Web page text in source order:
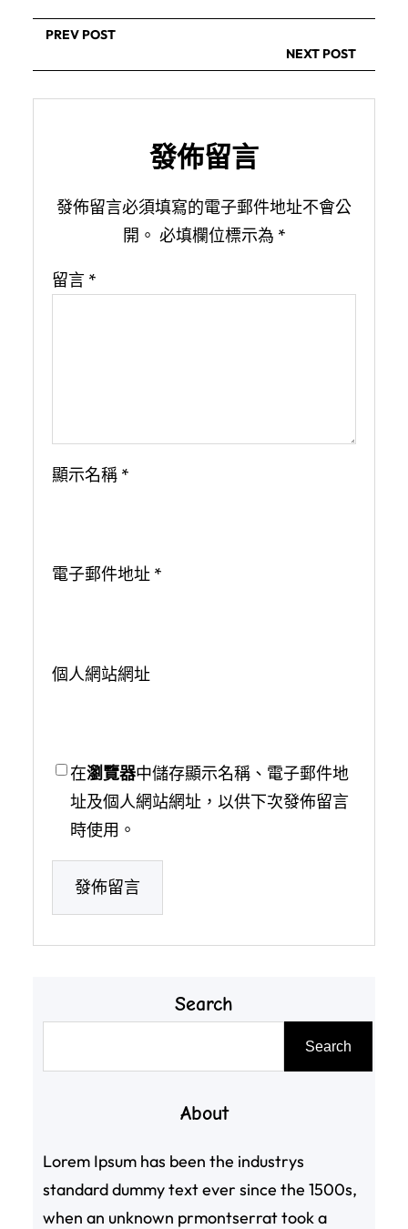
PREV POST
NEXT POST
發佈留言
發佈留言必須填寫的電子郵件地址不會公
開。 必填欄位標示為 *
留言 *
顯示名稱 *
電子郵件地址 *
個人網站網址
在瀏覽器中儲存顯示名稱、電子郵件地
址及個人網站網址，以供下次發佈留言
時使用。
Search
Search
About
Lorem Ipsum has been the industrys
standard dummy text ever since the 1500s,
when an unknown prmontserrat took a